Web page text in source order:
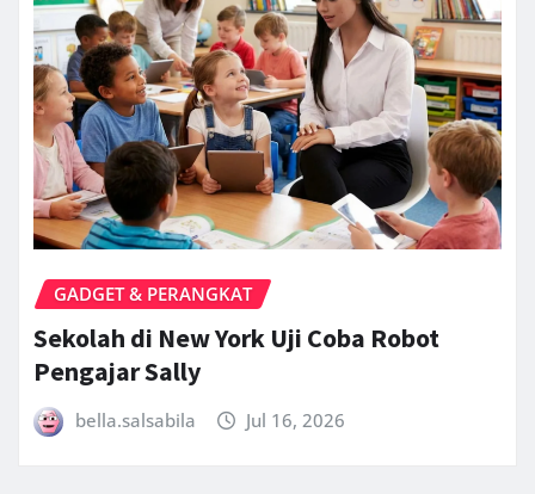
GADGET & PERANGKAT
Sekolah di New York Uji Coba Robot
Pengajar Sally
bella.salsabila Jul 16, 2026